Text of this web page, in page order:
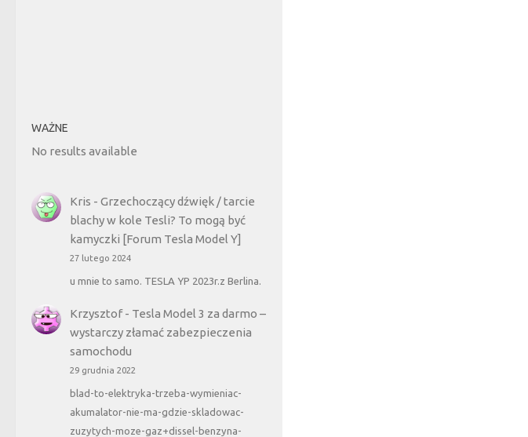
WAŻNE
No results available
Kris - Grzechoczący dźwięk / tarcie
blachy w kole Tesli? To mogą być
kamyczki [Forum Tesla Model Y]
27 lutego 2024
u mnie to samo. TESLA YP 2023r.z Berlina.
Krzysztof- Tesla Model 3 za darmo –
wystarczy złamać zabezpieczenia
samochodu
29 grudnia 2022
blad-to-elektryka-trzeba-wymieniac-
akumalator-nie-ma-gdzie-skladowac-
zuzytych-moze-gaz+dissel-benzyna-